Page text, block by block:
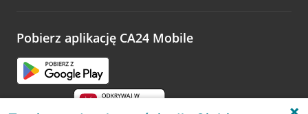
opinie.
Pobierz aplikację CA24 Mobile